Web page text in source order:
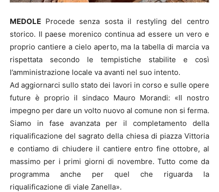
MEDOLE Procede senza sosta il restyling del centro
storico. Il paese morenico continua ad essere un vero e
proprio cantiere a cielo aperto, ma la tabella di marcia va
rispettata secondo le tempistiche stabilite e così
l’amministrazione locale va avanti nel suo intento.
Ad aggiornarci sullo stato dei lavori in corso e sulle opere
future è proprio il sindaco Mauro Morandi: «Il nostro
impegno per dare un volto nuovo al comune non si ferma.
Siamo in fase avanzata per il completamento della
riqualificazione del sagrato della chiesa di piazza Vittoria
e contiamo di chiudere il cantiere entro fine ottobre, al
massimo per i primi giorni di novembre. Tutto come da
programma anche per quel che riguarda la
riqualificazione di viale Zanella».